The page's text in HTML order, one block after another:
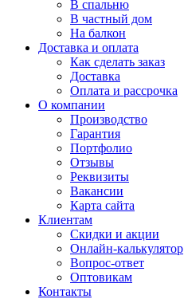
В спальню
В частный дом
На балкон
Доставка и оплата
Как сделать заказ
Доставка
Оплата и рассрочка
О компании
Производство
Гарантия
Портфолио
Отзывы
Реквизиты
Вакансии
Карта сайта
Клиентам
Скидки и акции
Онлайн-калькулятор
Вопрос-ответ
Оптовикам
Контакты